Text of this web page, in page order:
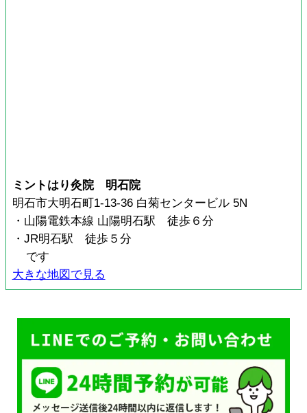
ミントはり灸院 明石院
明石市大明石町1-13-36 白菊センタービル 5N
・山陽電鉄本線 山陽明石駅 徒歩６分
・JR明石駅 徒歩５分
です
大きな地図で見る